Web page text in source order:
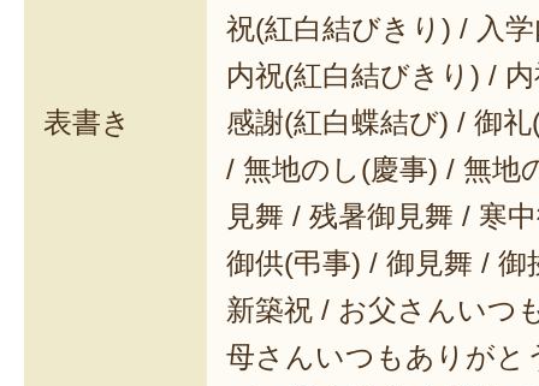
表書き
祝(紅白結びきり) / 入
内祝(紅白結びきり) /
感謝(紅白蝶結び) / 御
/ 無地のし(慶事) / 無地
見舞 / 残暑御見舞 / 寒
御供(弔事) / 御見舞 / 御
新築祝 / お父さんいつ
母さんいつもありがと